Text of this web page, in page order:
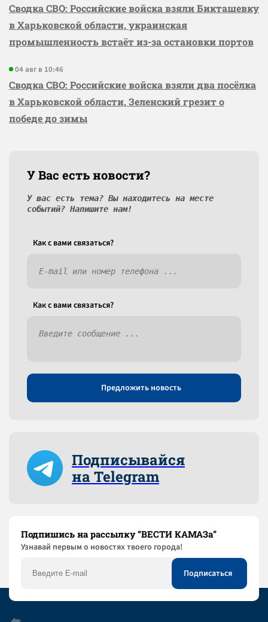
Сводка СВО: Российские войска взяли Бикташевку
в Харьковской области, украинская
промышленность встаёт из-за остановки портов
04 авг в 10:46
Сводка СВО: Российские войска взяли два посёлка
в Харьковской области, Зеленский грезит о
победе до зимы
У Вас есть новости?
У вас есть тема? Вы находитесь на месте
событий? Напишите нам!
Как c вами связаться?
Как c вами связаться?
Предложить новость
Подписывайся
на Telegram
Подпишись на рассылку “ВЕСТИ КАМАЗа”
Узнaвай первым о новостях твоего города!